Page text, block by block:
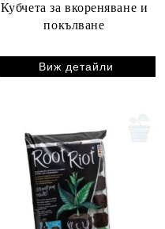
Кубчета за вкореняване и
покълване
Виж детайли